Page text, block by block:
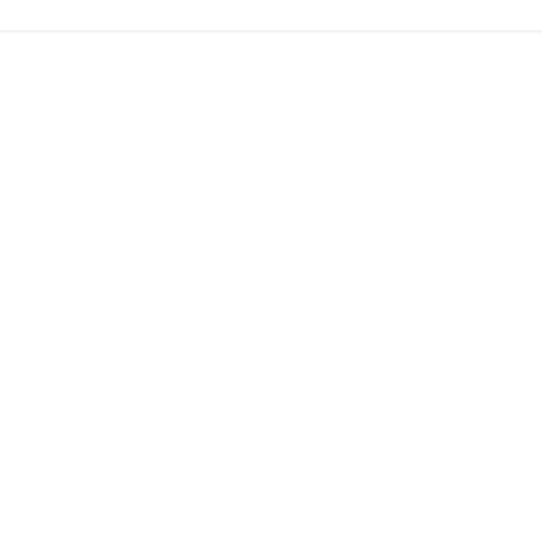
مقعد شاغر على الإفطار
اقتصادي في انتظار حلم